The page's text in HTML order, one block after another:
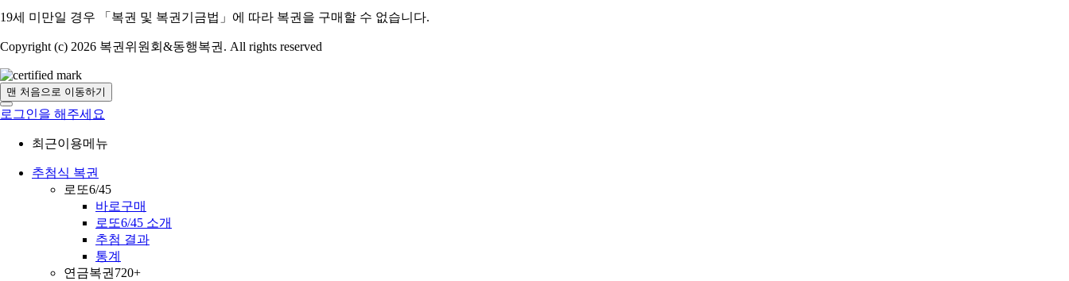
19세 미만일 경우 「복권 및 복권기금법」에 따라 복권을 구매할 수 없습니다.
Copyright (c) 2026 복권위원회&동행복권. All rights reserved
맨 처음으로 이동하기
로그인을 해주세요
최근이용메뉴
추첨식 복권
로또6/45
바로구매
로또6/45 소개
추첨 결과
통계
연금복권720+